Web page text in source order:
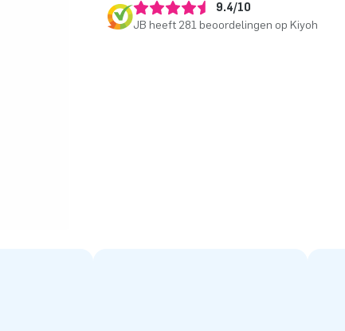
9.4/10
JB heeft 281 beoordelingen op Kiyoh